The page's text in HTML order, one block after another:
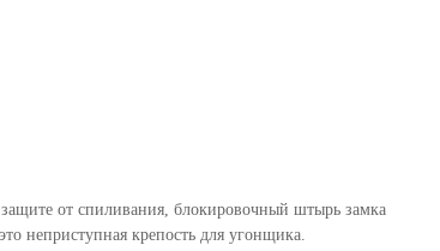
защите от спиливания, блокировочный штырь замка
неприступная крепость для угонщика.